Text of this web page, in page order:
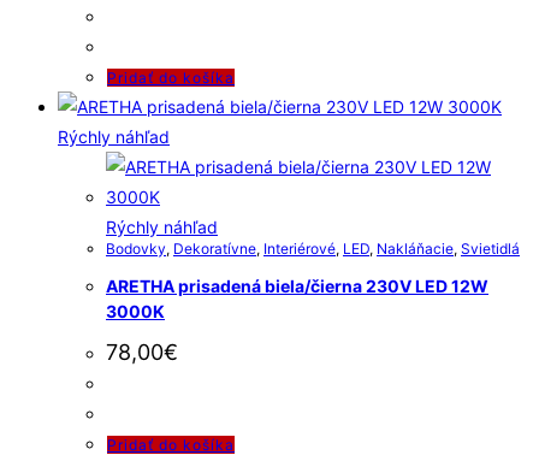
Pridať do košíka
Rýchly náhľad
Rýchly náhľad
Bodovky, Dekoratívne, Interiérové, LED, Nakláňacie, Svietidlá
ARETHA prisadená biela/čierna 230V LED 12W
3000K
78,00€
Pridať do košíka